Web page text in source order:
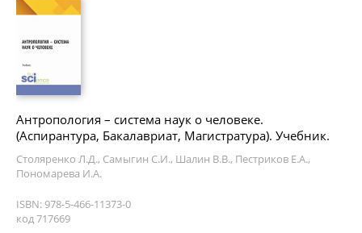
Антропология – система наук о человеке.
(Аспирантура, Бакалавриат, Магистратура). Учебник.
Столяренко Л.Д., Самыгин С.И., Шалин В.В., Пестриков Е.А.,
Пономарева И.А.
ISBN: 978-5-466-11373-0
код 717669